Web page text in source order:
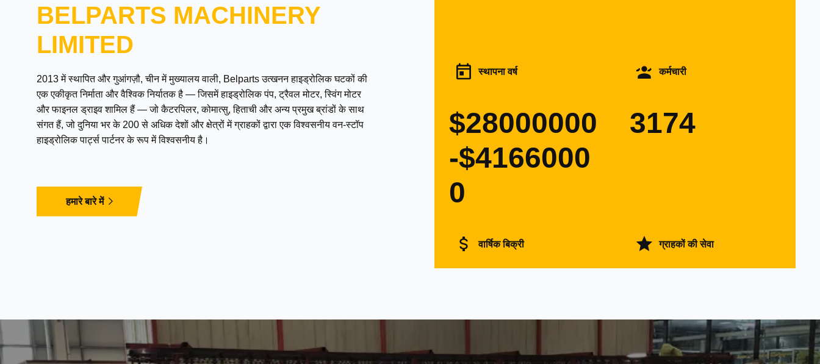
BELPARTS MACHINERY
LIMITED
2013 में स्थापित और गुआंगज़ौ, चीन में मुख्यालय वाली, Belparts उत्खनन हाइड्रोलिक घटकों की
एक एकीकृत निर्माता और वैश्विक निर्यातक है — जिसमें हाइड्रोलिक पंप, ट्रैवल मोटर, स्विंग मोटर
और फाइनल ड्राइव शामिल हैं — जो कैटरपिलर, कोमात्सु, हिताची और अन्य प्रमुख ब्रांडों के साथ
संगत हैं, जो दुनिया भर के 200 से अधिक देशों और क्षेत्रों में ग्राहकों द्वारा एक विश्वसनीय वन-स्टॉप
हाइड्रोलिक पार्ट्स पार्टनर के रूप में विश्वसनीय है।
हमारे बारे में
स्थापना वर्ष कर्मचारी
$28000000
-$4166000
0
वार्षिक बिक्री
3174
ग्राहकों की सेवा